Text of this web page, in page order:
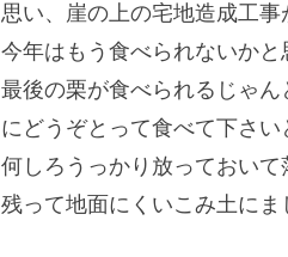
思い、崖の上の宅地造成工事
今年はもう食べられないかと
最後の栗が食べられるじゃ
にどうぞとって食べて下さい
何しろうっかり放っておい
残って地面にくいこみ土にま